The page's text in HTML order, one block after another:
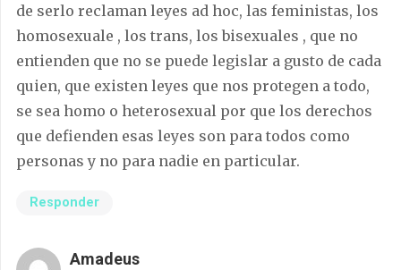
de serlo reclaman leyes ad hoc, las feministas, los
homosexuale , los trans, los bisexuales , que no
entienden que no se puede legislar a gusto de cada
quien, que existen leyes que nos protegen a todo,
se sea homo o heterosexual por que los derechos
que defienden esas leyes son para todos como
personas y no para nadie en particular.
Responder
Amadeus